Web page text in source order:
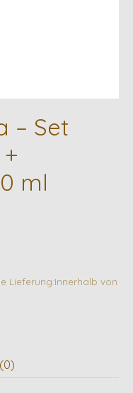
– Set
ml
Lieferung:Innerhalb von